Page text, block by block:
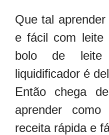
Que tal
e fácil com leite
bolo de leite
liquidificador é
Então chega
aprender
receita rápida e